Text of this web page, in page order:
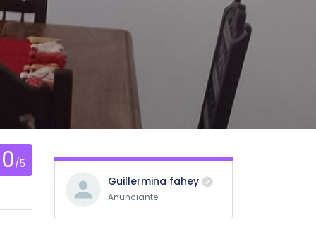
0/5
Guillermina fahey
Anunciante